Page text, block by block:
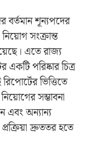
বর্তমান শূন্যপদের
সংক্রান্ত
এতে রাজ্য
পরিষ্কার চিত্র
ভিত্তিতে
সম্ভাবনা
এবং অন্যান্য
দ্রুততর হতে